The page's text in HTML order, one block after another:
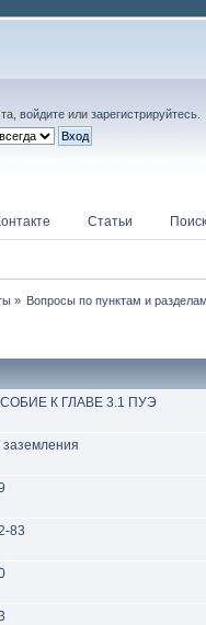
войдите или зарегистрируйтесь
Статьи Поиск
» Вопросы по пунктам и
К ГЛАВЕ 3.1 ПУЭ
83